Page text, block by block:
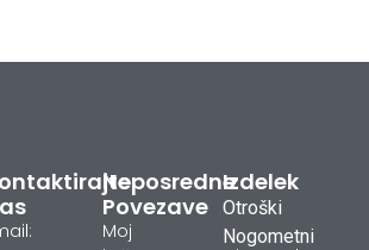
Izdelek
Otroški
Nogometni
Neposredne
Povezave
Moj